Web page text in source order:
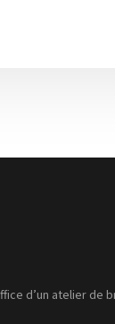
d’un atelier